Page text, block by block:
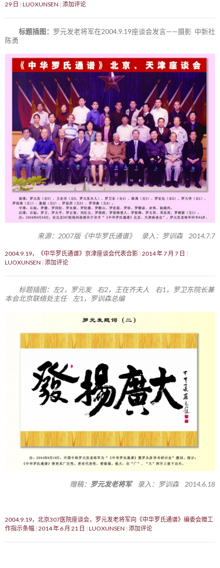
29 日
LUOXUNSEN 添加评论
标题插图： 罗元发老将军在2004.9.19座谈会发言——摄影 中新社
陈勇
来源：2007版《中华罗氏通谱》 录入：罗训森 2014.7.7
2004.9.19，《中华罗氏通谱》京津座谈会代表合影 2014 年 7 月 7 日
LUOXUNSEN 添加评论
标题插图：左2，罗元发 右2，王在齐夫人 右1，罗卫东院长兼
本会北京联络处主任 左1，罗训森总编
赠稿： 罗元发老将军录入：罗训森 2014.6.18
2004.9.19，北京307医院座谈会，罗元发老将军向《中华罗氏通谱》编委会赠工
作指示条幅 2014 年 6 月 21 日 LUOXUNSEN 添加评论